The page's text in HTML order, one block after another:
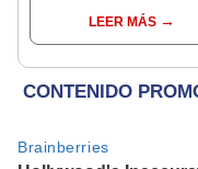
signo y entérate si te
espera un día
LEER MÁS